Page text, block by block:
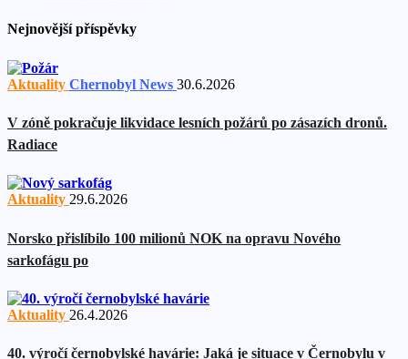
Nejnovější příspěvky
Aktuality Chernobyl News 30.6.2026
V zóně pokračuje likvidace lesních požárů po zásazích dronů.
Radiace
Aktuality 29.6.2026
Norsko přislíbilo 100 milionů NOK na opravu Nového
sarkofágu po
Aktuality 26.4.2026
40. výročí černobylské havárie: Jaká je situace v Černobylu v